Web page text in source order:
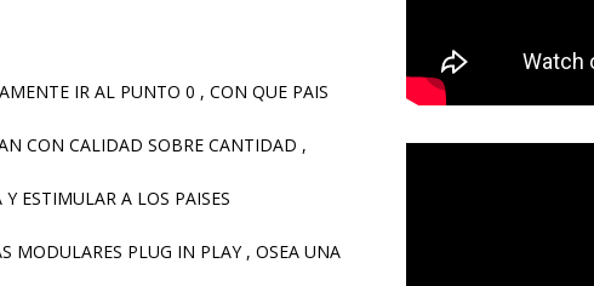
IR AL PUNTO 0 , CON QUE PAIS
CON CALIDAD SOBRE CANTIDAD ,
ESTIMULAR A LOS PAISES
MODULARES PLUG IN PLAY , OSEA UNA